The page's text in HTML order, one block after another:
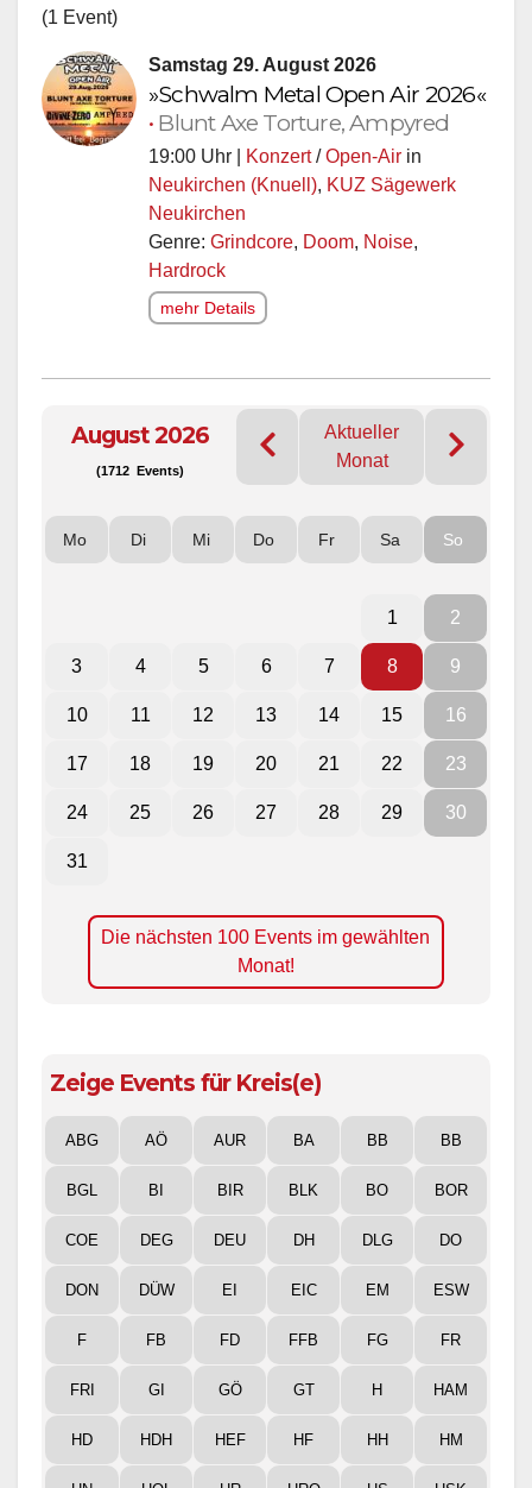
(1 Event)
Samstag 29. August 2026
»Schwalm Metal Open Air 2026«
• Blunt Axe Torture, Ampyred
19:00 Uhr | Konzert/Open-Air in
Neukirchen (Knuell), KUZ Sägewerk
Neukirchen
Genre: Grindcore, Doom, Noise,
Hardrock
mehr Details
August 2026
(1712 Events)
Aktueller
Monat
Mo Di Mi Do Fr Sa So
1 2
3 4 5 6 7 8 9
10 11 12 13 14 15 16
17 18 19 20 21 22 23
24 25 26 27 28 29 30
31
Die nächsten 100 Events im gewählten
Monat!
Zeige Events für Kreis(e)
ABG AÖ AUR BA BB BB
BGL BI BIR BLK BO BOR
COE DEG DEU DH DLG DO
DON DÜW EI EIC EM ESW
F FB FD FFB FG FR
FRI GI GÖ GT H HAM
HD HDH HEF HF HH HM